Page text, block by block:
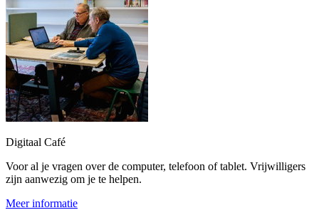
Digitaal Café
Voor al je vragen over de computer, telefoon of tablet. Vrijwilligers
zijn aanwezig om je te helpen.
Meer informatie